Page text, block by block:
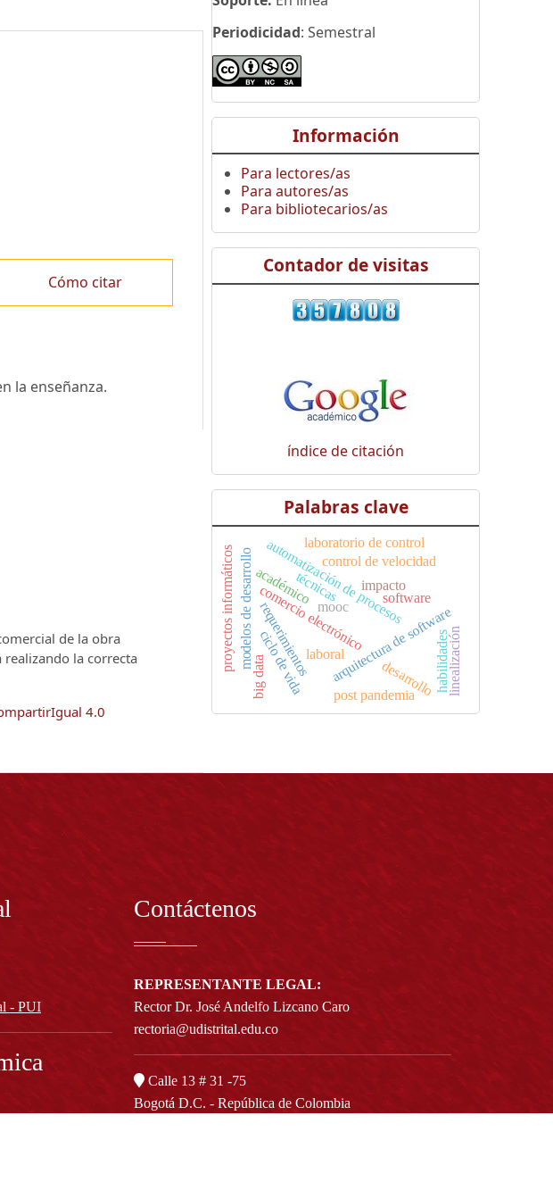
Cómo citar
la enseñanza.
de la obra
la correcta
4.0
Periodicidad: Semestral
Información
Para lectores/as
Para autores/as
Para bibliotecarios/as
Contador de visitas
índice de citación
Palabras clave
arquitectura de software
comercio electrónico
modelos de desarrolloautomatización de procesos
proyectos informáticos técnicas
requerimientos desarrollo
ciclo de vida
software
mooc
habilidades
impacto
laboral
académico
post pandemia
control de velocidad
laboratorio de control
linealización
big data
- PUI
Contáctenos
REPRESENTANTE LEGAL:
Rector Dr. José Andelfo Lizcano Caro
rectoria@udistrital.edu.co
Calle 13 # 31 -75
Bogotá D.C. - República de Colombia